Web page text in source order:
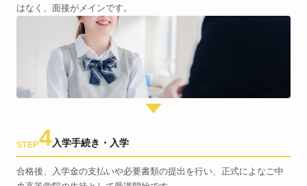
はなく、面接がメインです。
STEP4入学手続き・入学
合格後、入学金の支払いや必要書類の提出を行い、正式によなご中